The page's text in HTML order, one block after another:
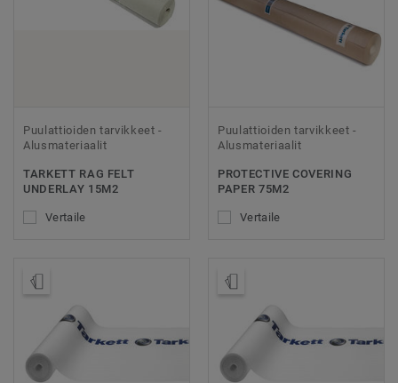
Puulattioiden tarvikkeet -
Alusmateriaalit
TARKETT RAG FELT
UNDERLAY 15M2
Vertaile
Puulattioiden tarvikkeet -
Alusmateriaalit
PROTECTIVE COVERING
PAPER 75M2
Vertaile